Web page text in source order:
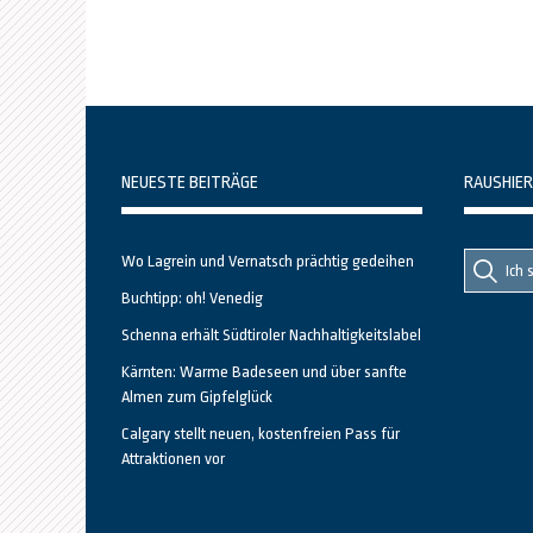
NEUESTE BEITRÄGE
Wo Lagrein und Vernatsch prächtig gedeihen
Buchtipp: oh! Venedig
Schenna erhält Südtiroler Nachhaltigkeitslabel
Kärnten: Warme Badeseen und über sanfte
Almen zum Gipfelglück
Calgary stellt neuen, kostenfreien Pass für
Attraktionen vor
Suche
nach::
Suche
nach: